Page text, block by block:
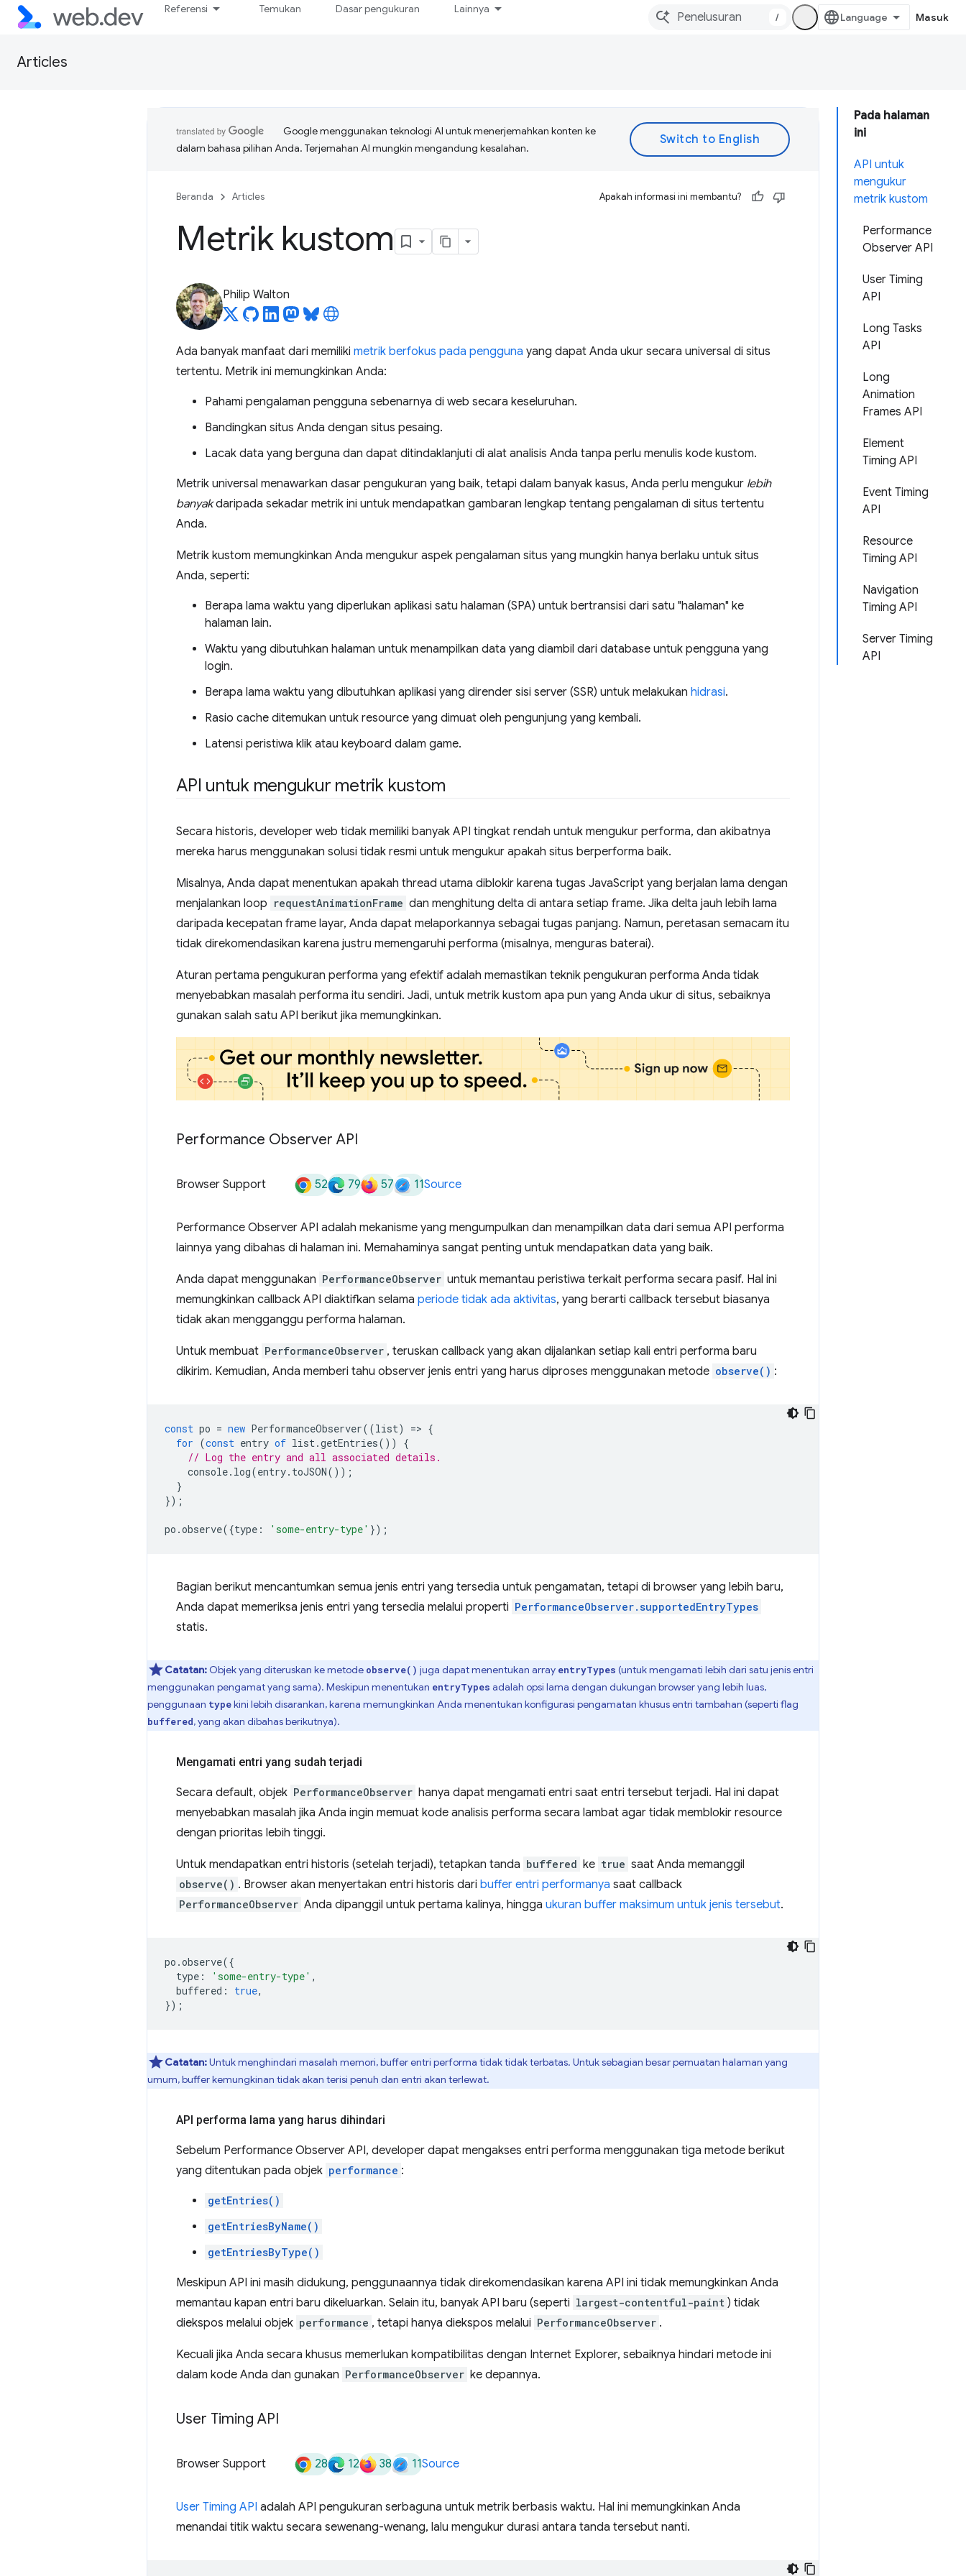
Referensi Temukan Dasar pengukuran Lainnya
/ Masuk
Articles
Pada halaman
ini
API untuk
mengukur
metrik kustom
Performance
Observer API
User Timing
API
Long Tasks
API
Long
Animation
Frames API
Element
Timing API
Event Timing
API
Resource
Timing API
Navigation
Timing API
Server Timing
API
Google menggunakan teknologi AI untuk menerjemahkan konten ke
dalam bahasa pilihan Anda. Terjemahan AI mungkin mengandung kesalahan.
Beranda Articles Apakah informasi ini membantu?
Metrik kustom
Philip Walton
Ada banyak manfaat dari memiliki metrik berfokus pada pengguna yang dapat Anda ukur secara universal di situs
tertentu. Metrik ini memungkinkan Anda:
Pahami pengalaman pengguna sebenarnya di web secara keseluruhan.
Bandingkan situs Anda dengan situs pesaing.
Lacak data yang berguna dan dapat ditindaklanjuti di alat analisis Anda tanpa perlu menulis kode kustom.
Metrik universal menawarkan dasar pengukuran yang baik, tetapi dalam banyak kasus, Anda perlu mengukur lebih
banyakdaripada sekadar metrik ini untuk mendapatkan gambaran lengkap tentang pengalaman di situs tertentu
Anda.
Metrik kustom memungkinkan Anda mengukur aspek pengalaman situs yang mungkin hanya berlaku untuk situs
Anda, seperti:
Berapa lama waktu yang diperlukan aplikasi satu halaman (SPA) untuk bertransisi dari satu "halaman" ke
halaman lain.
Waktu yang dibutuhkan halaman untuk menampilkan data yang diambil dari database untuk pengguna yang
login.
Berapa lama waktu yang dibutuhkan aplikasi yang dirender sisi server (SSR) untuk melakukan hidrasi.
Rasio cache ditemukan untuk resource yang dimuat oleh pengunjung yang kembali.
Latensi peristiwa klik atau keyboard dalam game.
API untuk mengukur metrik kustom
Secara historis, developer web tidak memiliki banyak API tingkat rendah untuk mengukur performa, dan akibatnya
mereka harus menggunakan solusi tidak resmi untuk mengukur apakah situs berperforma baik.
Misalnya, Anda dapat menentukan apakah thread utama diblokir karena tugas JavaScript yang berjalan lama dengan
menjalankan loop requestAnimationFrame dan menghitung delta di antara setiap frame. Jika delta jauh lebih lama
daripada kecepatan frame layar, Anda dapat melaporkannya sebagai tugas panjang. Namun, peretasan semacam itu
tidak direkomendasikan karena justru memengaruhi performa (misalnya, menguras baterai).
Aturan pertama pengukuran performa yang efektif adalah memastikan teknik pengukuran performa Anda tidak
menyebabkan masalah performa itu sendiri. Jadi, untuk metrik kustom apa pun yang Anda ukur di situs, sebaiknya
gunakan salah satu API berikut jika memungkinkan.
Performance Observer API
Browser Support 52 79 57 11Source
Performance Observer API adalah mekanisme yang mengumpulkan dan menampilkan data dari semua API performa
lainnya yang dibahas di halaman ini. Memahaminya sangat penting untuk mendapatkan data yang baik.
Anda dapat menggunakan PerformanceObserver untuk memantau peristiwa terkait performa secara pasif. Hal ini
memungkinkan callback API diaktifkan selama periode tidak ada aktivitas, yang berarti callback tersebut biasanya
tidak akan mengganggu performa halaman.
Untuk membuat PerformanceObserver , teruskan callback yang akan dijalankan setiap kali entri performa baru
dikirim. Kemudian, Anda memberi tahu observer jenis entri yang harus diproses menggunakan metode observe() :
const po = new PerformanceObserver((list) => {
for (const entry of list.getEntries())
{
// Log the entry and all associated details.
console. log(entry. toJSON());
}
});
po .observe({type : 'some-entry-type' });
Bagian berikut mencantumkan semua jenis entri yang tersedia untuk pengamatan, tetapi di browser yang lebih baru,
Anda dapat memeriksa jenis entri yang tersedia melalui properti PerformanceObserver.supportedEntryTypes
statis.
Catatan: Objek yang diteruskan ke metode observe() juga dapat menentukan array entryTypes (untuk mengamati lebih dari satu jenis entri
menggunakan pengamat yang sama). Meskipun menentukan entryTypes adalah opsi lama dengan dukungan browser yang lebih luas,
penggunaan typekini lebih disarankan, karena memungkinkan Anda menentukan konfigurasi pengamatan khusus entri tambahan (seperti flag
buffered, yang akan dibahas berikutnya).
Mengamati entri yang sudah terjadi
Secara default, objek PerformanceObserver hanya dapat mengamati entri saat entri tersebut terjadi. Hal ini dapat
menyebabkan masalah jika Anda ingin memuat kode analisis performa secara lambat agar tidak memblokir resource
dengan prioritas lebih tinggi.
Untuk mendapatkan entri historis (setelah terjadi), tetapkan tanda buffered ke true saat Anda memanggil
observe() . Browser akan menyertakan entri historis dari buffer entri performanya saat callback
PerformanceObserver Anda dipanggil untuk pertama kalinya, hingga ukuran buffer maksimum untuk jenis tersebut.
po .observe({
type : 'some-entry-type' ,
buffered : true,
});
Catatan:Untuk menghindari masalah memori, buffer entri performa tidak tidak terbatas. Untuk sebagian besar pemuatan halaman yang
umum, buffer kemungkinan tidak akan terisi penuh dan entri akan terlewat.
API performa lama yang harus dihindari
Sebelum Performance Observer API, developer dapat mengakses entri performa menggunakan tiga metode berikut
yang ditentukan pada objek performance :
getEntries()
getEntriesByName()
getEntriesByType()
Meskipun API ini masih didukung, penggunaannya tidak direkomendasikan karena API ini tidak memungkinkan Anda
memantau kapan entri baru dikeluarkan. Selain itu, banyak API baru (seperti largest-contentful-paint ) tidak
diekspos melalui objek performance , tetapi hanya diekspos melalui PerformanceObserver .
Kecuali jika Anda secara khusus memerlukan kompatibilitas dengan Internet Explorer, sebaiknya hindari metode ini
dalam kode Anda dan gunakan PerformanceObserver ke depannya.
User Timing API
Browser Support 28 12 38 11Source
User Timing API adalah API pengukuran serbaguna untuk metrik berbasis waktu. Hal ini memungkinkan Anda
menandai titik waktu secara sewenang-wenang, lalu mengukur durasi antara tanda tersebut nanti.